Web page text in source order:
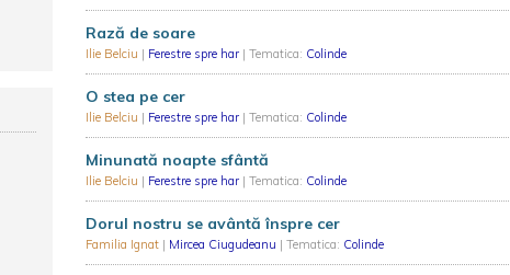
Rază de soare
Ilie Belciu | Ferestre spre har | Tematica: Colinde
O stea pe cer
Ilie Belciu | Ferestre spre har | Tematica: Colinde
Minunată noapte sfântă
Ilie Belciu | Ferestre spre har | Tematica: Colinde
Dorul nostru se avântă înspre cer
Familia Ignat | Mircea Ciugudeanu | Tematica: Colinde